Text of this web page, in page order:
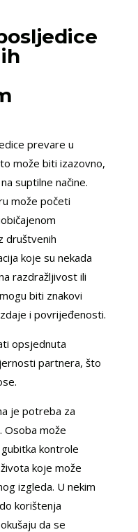
prevare u
može biti izazovno,
suptilne načine.
može početi
društvenih
koje su nekada
razdražljivost ili
biti znakovi
i povrijeđenosti.
opsjednuta
partnera, što
je potreba za
Osoba može
kontrole
koje može
izgleda. U nekim
korištenja
da se